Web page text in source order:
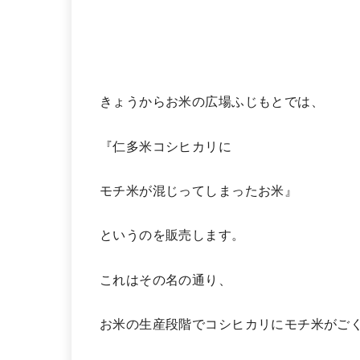
きょうからお米の広場ふじもとでは、
『仁多米コシヒカリに
モチ米が混じってしまったお米』
というのを販売します。
これはその名の通り、
お米の生産段階でコシヒカリにモチ米がご